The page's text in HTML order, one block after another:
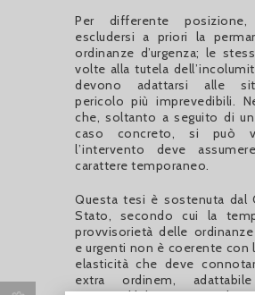
Per differente
escludersi a priori la
ordinanze d’urgenza; le
volte alla tutela
devono adattarsi alle
pericolo più imprevedibili.
che, soltanto a seguito di
caso concreto, si può
l’intervento deve
carattere temporaneo.
Questa tesi è sostenuta dal
Stato, secondo cui la
provvisorietà delle
e urgenti non è coerente con
elasticità che deve
extra ordinem,